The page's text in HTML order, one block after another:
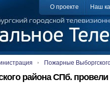
О проекте Наш
Пожарные
района СПб. провели